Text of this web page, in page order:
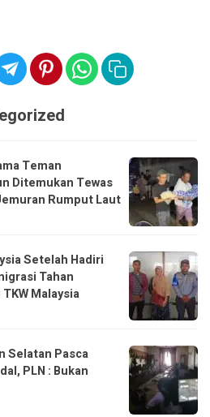
Teman
Ditemukan Tewas
Rumput Laut
Setelah Hadiri
Tahan
Malaysia
Selatan Pasca
PLN : Bukan